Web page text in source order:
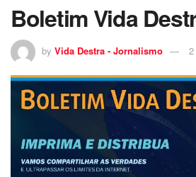
Boletim Vida
by Vida Destra - Jornalismo